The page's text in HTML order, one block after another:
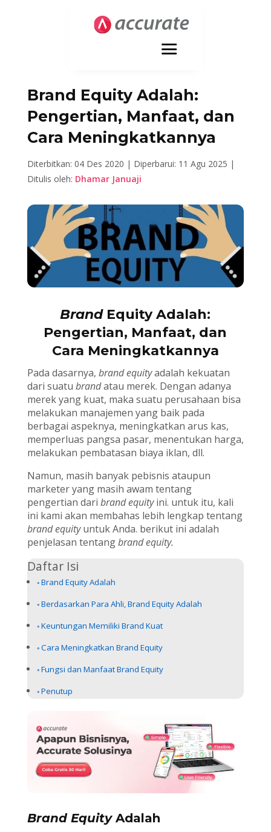
Brand Equity Adalah:
Pengertian, Manfaat, dan
Cara Meningkatkannya
Diterbitkan: 04 Des 2020 | Diperbarui: 11 Agu 2025 |
Ditulis oleh: Dhamar Januaji
BrandEquity Adalah:
Pengertian, Manfaat, dan
Cara Meningkatkannya
Pada dasarnya, brand equityadalah kekuatan
dari suatu brandatau merek. Dengan adanya
merek yang kuat, maka suatu perusahaan bisa
melakukan manajemen yang baik pada
berbagai aspeknya, meningkatkan arus kas,
memperluas pangsa pasar, menentukan harga,
melakukan pembatasan biaya iklan, dll.
Namun, masih banyak pebisnis ataupun
marketer yang masih awam tentang
pengertian dari brand equityini. untuk itu, kali
ini kami akan membahas lebih lengkap tentang
brand equityuntuk Anda. berikut ini adalah
penjelasan tentangbrand equity.
Daftar Isi
Brand Equity Adalah
Berdasarkan Para Ahli, Brand Equity Adalah
Keuntungan Memiliki Brand Kuat
Cara Meningkatkan Brand Equity
Fungsi dan Manfaat Brand Equity
Penutup
Brand EquityAdalah